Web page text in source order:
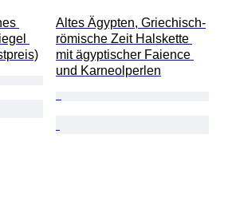
Altes Ägypten, Griechisch-
römische Zeit Halskette
mit ägyptischer Faience
und Karneolperlen